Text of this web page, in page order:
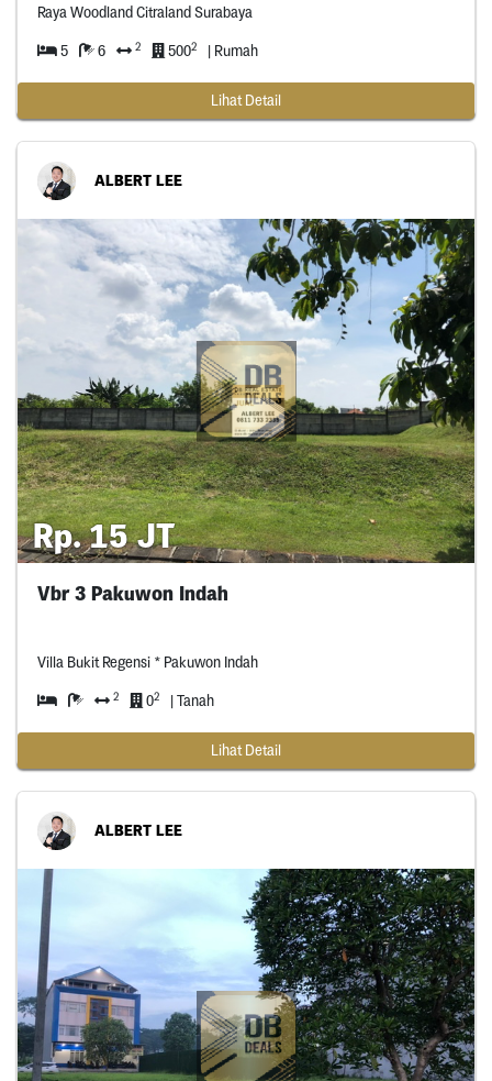
Raya Woodland Citraland Surabaya
5 6 2 5002 | Rumah
Lihat Detail
ALBERT LEE
Rp. 15 JT
Vbr 3 Pakuwon Indah
Villa Bukit Regensi * Pakuwon Indah
2 02 | Tanah
Lihat Detail
ALBERT LEE